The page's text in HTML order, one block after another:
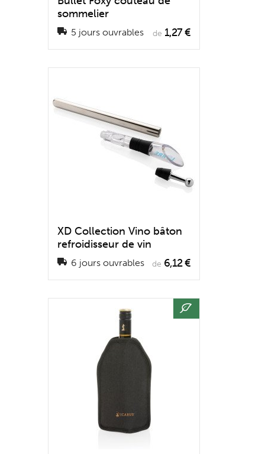
sommelier
5 jours ouvrables de 1,27 €
XD Collection Vino bâton
refroidisseur de vin
6 jours ouvrables de 6,12 €